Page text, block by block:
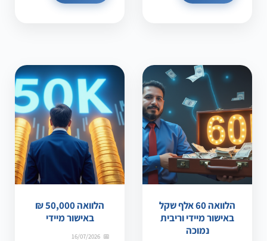
הלוואה 60 אלף שקל
באישור מיידי וריבית
נמוכה
הלוואה 50,000 ₪
באישור מיידי
16/07/2026